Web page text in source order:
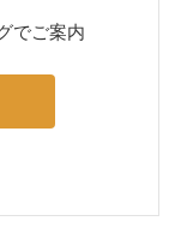
でご案内